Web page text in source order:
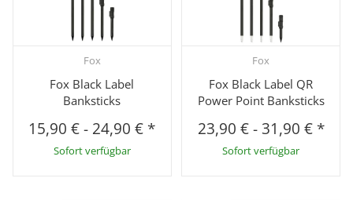
Fox
Fox Black Label
Banksticks
15,90 €- 24,90 € *
Sofort verfügbar
Fox
Fox Black Label QR
Power Point Banksticks
23,90 €-31,90 € *
Sofort verfügbar